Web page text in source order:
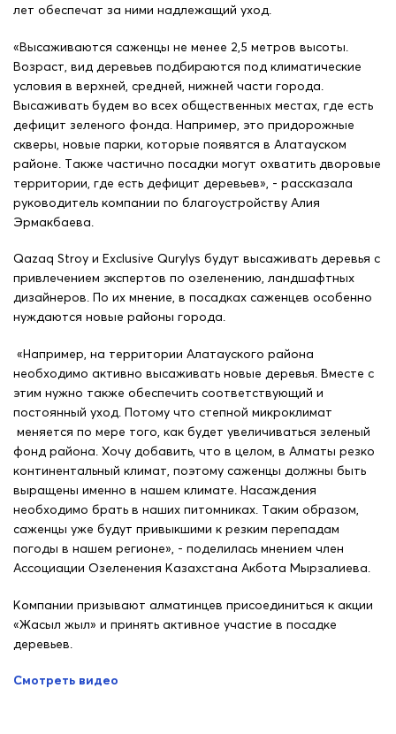
лет обеспечат за ними надлежащий уход.
«Высаживаются саженцы не менее 2,5 метров высоты.
Возраст, вид деревьев подбираются под климатические
условия в верхней, средней, нижней части города.
Высаживать будем во всех общественных местах, где есть
дефицит зеленого фонда. Например, это придорожные
скверы, новые парки, которые появятся в Алатауском
районе. Также частично посадки могут охватить дворовые
территории, где есть дефицит деревьев», - рассказала
руководитель компании по благоустройству Алия
Эрмакбаева.
Qazaq Stroy и Exclusive Qurylys будут высаживать деревья с
привлечением экспертов по озеленению, ландшафтных
дизайнеров. По их мнение, в посадках саженцев особенно
нуждаются новые районы города.
«Например, на территории Алатауского района
необходимо активно высаживать новые деревья. Вместе с
этим нужно также обеспечить соответствующий и
постоянный уход. Потому что степной микроклимат
меняется по мере того, как будет увеличиваться зеленый
фонд района. Хочу добавить, что в целом, в Алматы резко
континентальный климат, поэтому саженцы должны быть
выращены именно в нашем климате. Насаждения
необходимо брать в наших питомниках. Таким образом,
саженцы уже будут привыкшими к резким перепадам
погоды в нашем регионе», - поделилась мнением член
Ассоциации Озеленения Казахстана Акбота Мырзалиева.
Компании призывают алматинцев присоединиться к акции
«Жасыл жыл» и принять активное участие в посадке
деревьев.
Смотреть видео